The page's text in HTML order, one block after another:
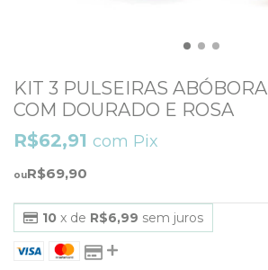
KIT 3 PULSEIRAS
COM DOURADO E ROSA
R$69,90
R$62,91 com Pix
10 x de R$6,99 sem juros